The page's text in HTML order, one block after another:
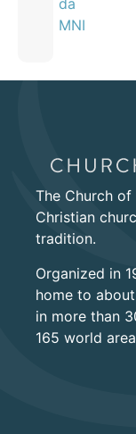
da
MNI
The Church
Christian
tradition.
Organized in
home to
in more than
165 world